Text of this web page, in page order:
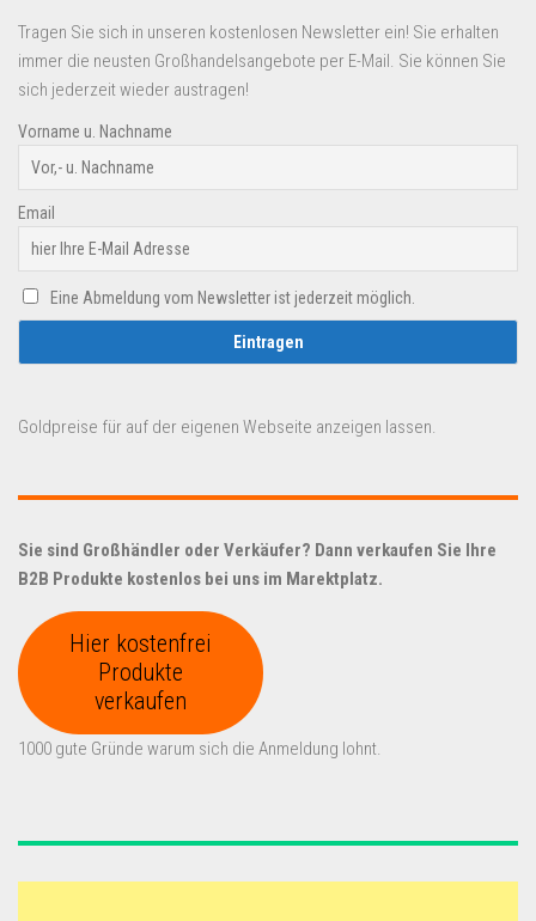
Tragen Sie sich in unseren kostenlosen Newsletter ein! Sie erhalten
immer die neusten Großhandelsangebote per E-Mail. Sie können Sie
sich jederzeit wieder austragen!
Vorname u. Nachname
Email
Eine Abmeldung vom Newsletter ist jederzeit möglich.
Goldpreise für auf der eigenen Webseite anzeigen lassen.
Sie sind Großhändler oder Verkäufer? Dann verkaufen Sie Ihre
B2B Produkte kostenlos bei uns im Marektplatz.
Hier kostenfrei
Produkte
verkaufen
1000 gute Gründe warum sich die Anmeldung lohnt.